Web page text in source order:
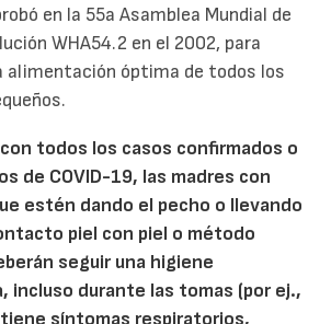
en la 55a Asamblea Mundial de
WHA54.2 en el 2002, para
alimentación óptima de todos los
todos los casos confirmados o
de COVID-19, las madres con
estén dando el pecho o llevando
piel con piel o método
seguir una higiene
incluso durante las tomas (por ej.,
tiene síntomas respiratorios,